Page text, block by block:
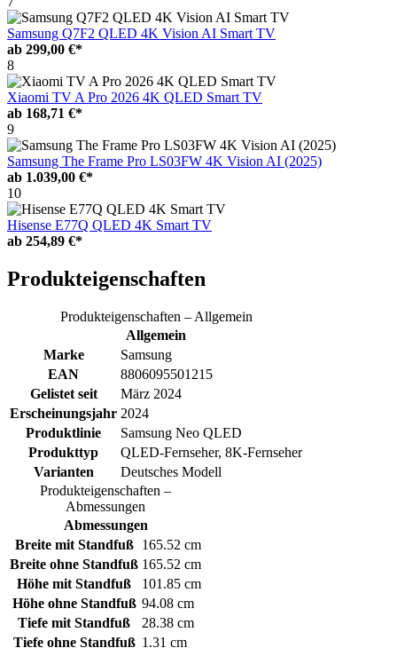
Samsung Q7F2 QLED 4K Vision AI Smart TV
ab 299,00 €*
8
Xiaomi TV A Pro 2026 4K QLED Smart TV
ab 168,71 €*
9
Samsung The Frame Pro LS03FW 4K Vision AI (2025)
ab 1.039,00 €*
10
Hisense E77Q QLED 4K Smart TV
ab 254,89 €*
Produkteigenschaften
Produkteigenschaften – Allgemein
Allgemein
Marke
Samsung
EAN
8806095501215
Gelistet seit
März 2024
Erscheinungsjahr 2024
Produktlinie
Samsung Neo QLED
Produkttyp
QLED-Fernseher, 8K-Fernseher
Varianten
Deutsches Modell
Produkteigenschaften –
Abmessungen
Abmessungen
Breite mit Standfuß
165.52 cm
Breite ohne Standfuß 165.52 cm
Höhe mit Standfuß
101.85 cm
Höhe ohne Standfuß 94.08 cm
Tiefe mit Standfuß
28.38 cm
Tiefe ohne Standfuß 1.31 cm